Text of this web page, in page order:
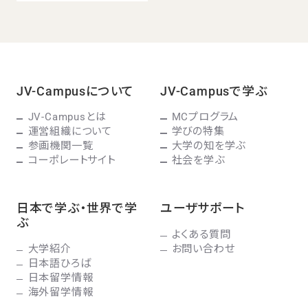
JV-Campusについて
JV-Campusとは
運営組織について
参画機関一覧
コーポレートサイト
JV-Campusで学ぶ
MCプログラム
学びの特集
大学の知を学ぶ
社会を学ぶ
日本で学ぶ・世界で学
ぶ
大学紹介
日本語ひろば
日本留学情報
海外留学情報
ユーザサポート
よくある質問
お問い合わせ